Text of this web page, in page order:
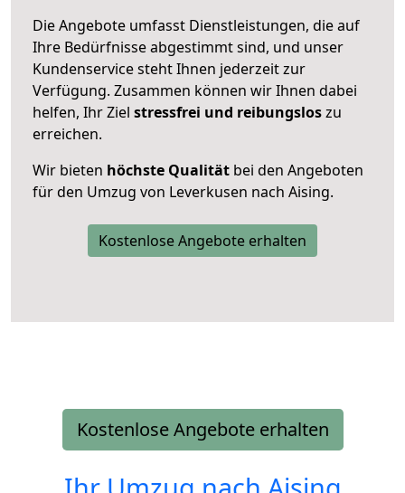
Die Angebote umfasst Dienstleistungen, die auf
Ihre Bedürfnisse abgestimmt sind, und unser
Kundenservice steht Ihnen jederzeit zur
Verfügung. Zusammen können wir Ihnen dabei
helfen, Ihr Ziel stressfrei und reibungsloszu
erreichen.
Wir bieten höchste Qualität bei den Angeboten
für den Umzug von Leverkusen nach Aising.
Kostenlose Angebote erhalten
Kostenlose Angebote erhalten